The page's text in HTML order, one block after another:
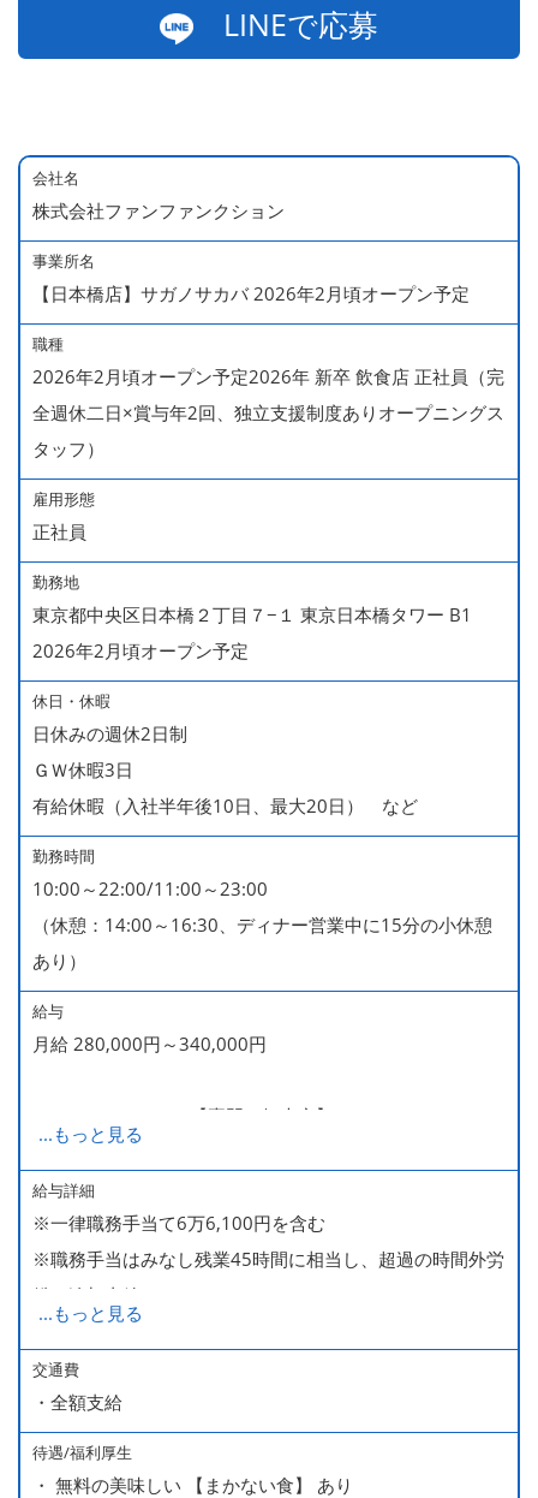
LINEで応募
会社名
株式会社ファンファンクション
事業所名
【日本橋店】サガノサカバ 2026年2月頃オープン予定
職種
2026年2月頃オープン予定2026年 新卒 飲食店 正社員（完
全週休二日×賞与年2回、独立支援制度ありオープニングス
タッフ）
雇用形態
正社員
勤務地
東京都中央区日本橋２丁目７−１ 東京日本橋タワー B1
2026年2月頃オープン予定
休日・休暇
日休みの週休2日制
ＧＷ休暇3日
有給休暇（入社半年後10日、最大20日） など
勤務時間
10:00～22:00/11:00～23:00
（休憩：14:00～16:30、ディナー営業中に15分の小休憩
あり）
給与
月給 280,000円～340,000円
280,000～340,000【専門・短大卒】
285,000～340,000【大卒】
※ 入社半年経過した後は、[月10日休みの月給34万円] の
働き方も選ぶことができます。
詳細はご面談時にご案内いたします。
...もっと見る
給与詳細
※一律職務手当て6万6,100円を含む
※職務手当はみなし残業45時間に相当し、超過の時間外労
働は追加支給
■昇給（随時）
■賞与年2回（夏・冬）
■売上インセンティブ
■役職手当
...もっと見る
交通費
・全額支給
待遇/福利厚生
・ 無料の美味しい 【まかない食】 あり